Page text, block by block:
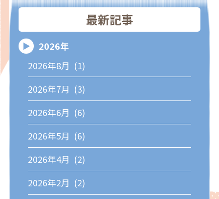
最新記事
2026年
2026年8月 (1)
2026年7月 (3)
2026年6月 (6)
2026年5月 (6)
2026年4月 (2)
2026年2月 (2)